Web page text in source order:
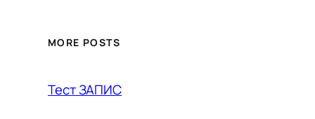
MORE POSTS
Тест ЗАПИС